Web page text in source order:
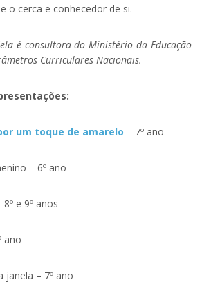
o cerca e conhecedor de si.
é consultora do Ministério da Educação
Curriculares Nacionais.
um toque de amarelo – 7º ano
– 6º ano
e 9º anos
ano
janela – 7º ano